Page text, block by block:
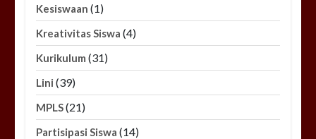
Kesiswaan (1)
Kreativitas Siswa (4)
Kurikulum (31)
Lini (39)
MPLS(21)
Partisipasi Siswa (14)